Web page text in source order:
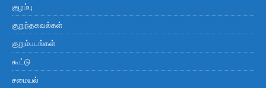
குழம்பு
குறுந்தகவல்கள்
குறும்படங்கள்
கூட்டு
சமையல்